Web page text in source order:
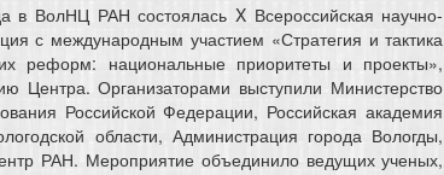
в ВолНЦ РАН состоялась X Всероссийская научно-
с международным участием «Стратегия и тактика
реформ: национальные приоритеты и проекты»,
Центра. Организаторами выступили Министерство
Российской Федерации, Российская академия
области, Администрация города Вологды,
РАН. Мероприятие объединило ведущих ученых,